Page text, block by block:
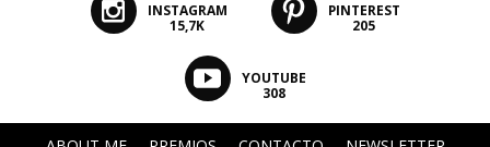
INSTAGRAM
15,7K
PINTEREST
205
YOUTUBE
308